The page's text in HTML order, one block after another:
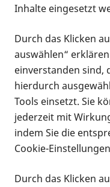
Infomaterial
Infomaterial
Vorlesen
Inhalte eingesetzt
Durch das Klicken
auswählen“
einverstanden sind,
hierdurch
Tools einsetzt. Sie
jederzeit mit
indem Sie die
Cookie-
Durch das Klicken